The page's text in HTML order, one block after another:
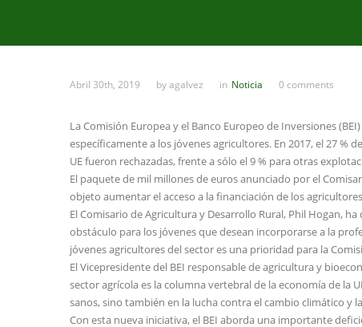
Abril 30th, 2019 byagalvez in Noticia 0 comments
La Comisión Europea y el Banco Europeo de Inversiones
específicamente a los jóvenes agricultores. En 2017, el 27 %
UE fueron rechazadas, frente a sólo el 9 % para otras
El paquete de mil millones de euros anunciado por el
objeto aumentar el acceso a la financiación de los
El Comisario de Agricultura y Desarrollo Rural, Phil Hogan,
obstáculo para los jóvenes que desean incorporarse a la
jóvenes agricultores del sector es una prioridad para la
El Vicepresidente del BEI responsable de agricultura y
sector agrícola es la columna vertebral de la economía de la
sanos, sino también en la lucha contra el cambio climático y
Con esta nueva iniciativa, el BEI aborda una importante